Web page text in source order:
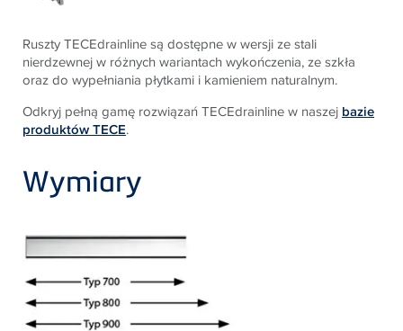
RusztyTECEdrainline są dostępne w wersji ze stali
nierdzewnej w różnych wariantach wykończenia, ze szkła
oraz do wypełniania płytkami i kamieniem naturalnym.
Odkryj pełną gamę rozwiązańTECEdrainline w naszej bazie
produktów TECE.
Wymiary